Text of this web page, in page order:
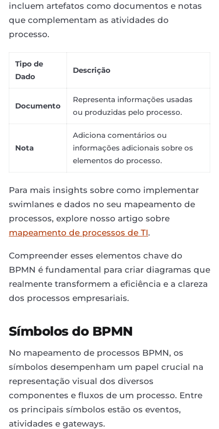
incluem artefatos como documentos e notas
que complementam as atividades do
processo.
Tipo de
Dado
Descrição
Documento
Representa informações usadas
ou produzidas pelo processo.
Nota
Adiciona comentários ou
informações adicionais sobre os
elementos do processo.
Para mais insights sobre como implementar
swimlanes e dados no seu mapeamento de
processos, explore nosso artigo sobre
mapeamento de processos de TI.
Compreender esses elementos chave do
BPMN é fundamental para criar diagramas que
realmente transformem a eficiência e a clareza
dos processos empresariais.
Símbolos do BPMN
No mapeamento de processos BPMN, os
símbolos desempenham um papel crucial na
representação visual dos diversos
componentes e fluxos de um processo. Entre
os principais símbolos estão os eventos,
atividades e gateways.